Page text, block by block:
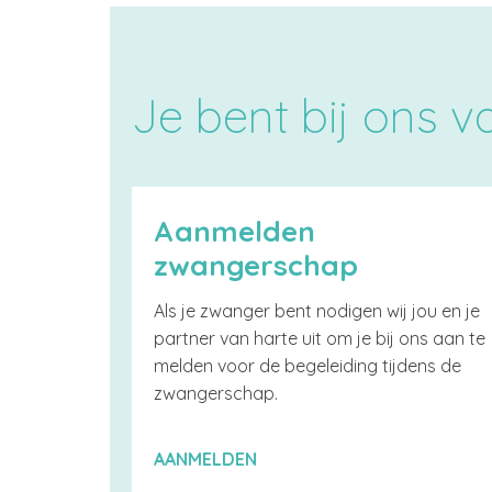
Je bent bij ons
Aanmelden
zwangerschap
Als je zwanger bent nodigen wij jou en je
partner van harte uit om je bij ons aan te
melden voor de begeleiding tijdens de
zwangerschap.
AANMELDEN